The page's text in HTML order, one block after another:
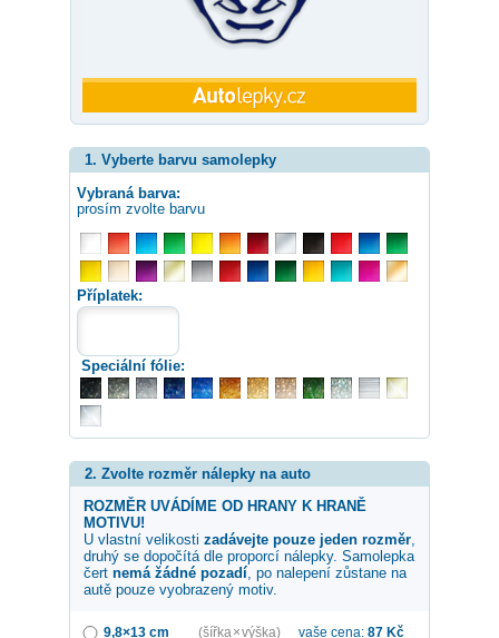
1. Vyberte barvu samolepky
Vybraná barva:
prosím zvolte barvu
Příplatek:
Speciální fólie:
2. Zvolte rozměr nálepky na auto
ROZMĚR UVÁDÍME OD HRANY K HRANĚ
MOTIVU!
U vlastní velikosti zadávejte pouze jeden rozměr,
druhý se dopočítá dle proporcí nálepky. Samolepka
čert nemá žádné pozadí, po nalepení zůstane na
autě pouze vyobrazený motiv.
9,8×13 cm (šířka × výška) vaše cena: 87 Kč